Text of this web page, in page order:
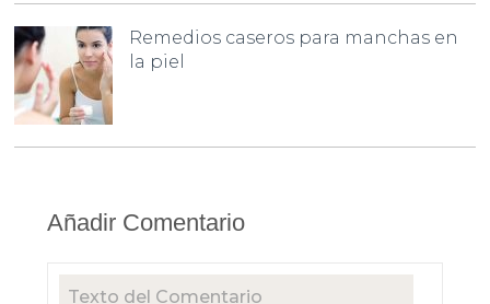
Remedios caseros para manchas en
la piel
Añadir Comentario